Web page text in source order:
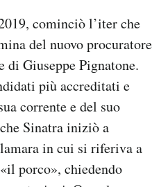
cominciò l’iter che
del nuovo procuratore
Giuseppe Pignatone.
più accreditati e
corrente e del suo
Sinatra iniziò a
in cui si riferiva a
porco», chiedendo